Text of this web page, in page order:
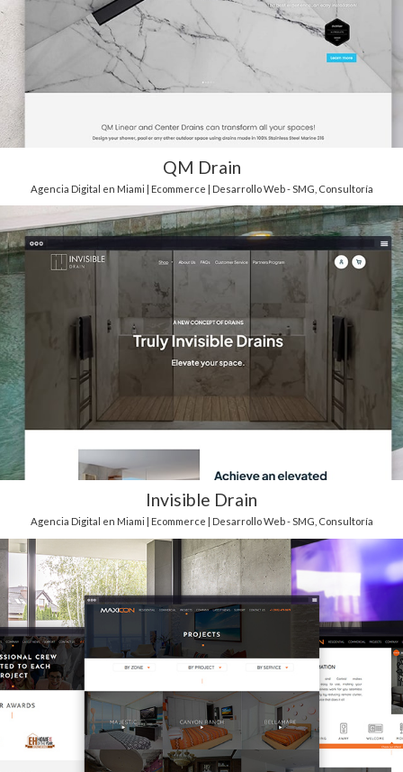
QM Drain
Agencia Digital en Miami | Ecommerce | Desarrollo Web - SMG Consultoría
Invisible Drain
Agencia Digital en Miami | Ecommerce | Desarrollo Web - SMG Consultoría